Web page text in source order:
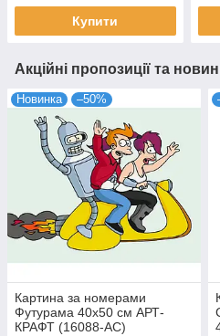
Купити
Акційні пропозиції та
Новинка –50%
Картина за номерами
Футурама 40х50 см АРТ-
КРАФТ (16088-AC)